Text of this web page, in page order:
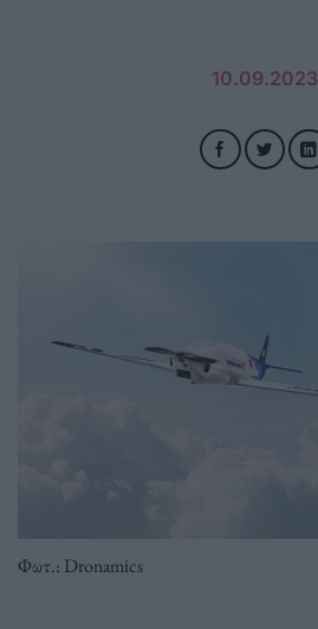
10.09.2023
Φωτ.: Dronamics